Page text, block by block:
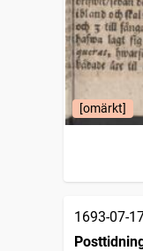
[omärkt]
1693-07-